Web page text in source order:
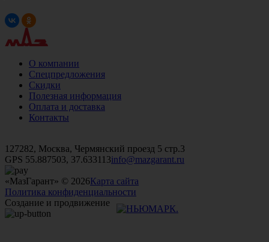
О компании
Спецпредложения
Скидки
Полезная информация
Оплата и доставка
Контакты
127282, Москва, Чермянский проезд 5 стр.3
GPS 55.887503, 37.633113info@mazgarant.ru
«МазГарант» © 2026Карта сайта
Политика конфиденциальности
Создание и продвижение